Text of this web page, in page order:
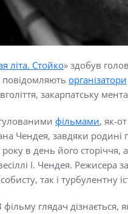
літа. Стойко» здобув
повідомляють організатори
закарпатську
фільмами, як-
Чендея, завдяки
в день його
І. Чендея. Режисера
так і турбулентну
глядач дізнається,